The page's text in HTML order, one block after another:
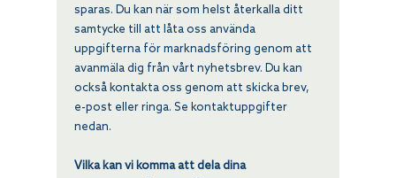
sparas. Du kan när som helst återkalla ditt
samtycke till att låta oss använda
uppgifterna för marknadsföring genom att
avanmäla dig från vårt nyhetsbrev. Du kan
också kontakta oss genom att skicka brev,
e-post eller ringa. Se kontaktuppgifter
nedan.
Vilka kan vi komma att dela dina